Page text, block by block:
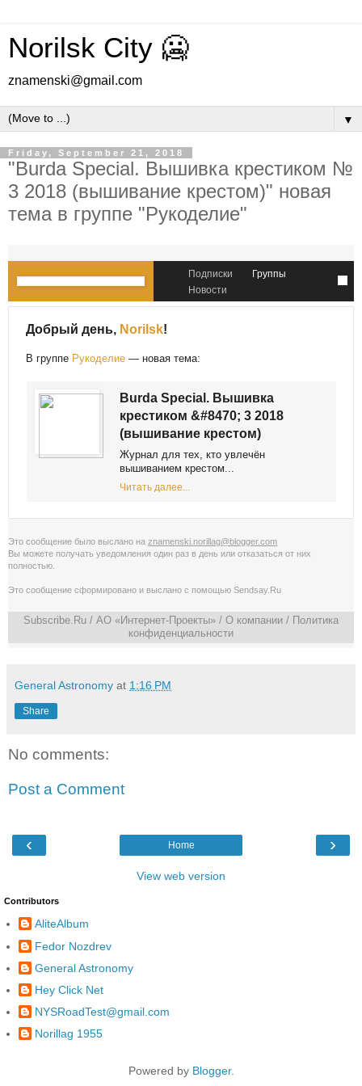
Norilsk City 🥶
znamenski@gmail.com
▼
Friday, September 21, 2018
"Burda Special. Вышивка крестиком №
3 2018 (вышивание крестом)" новая
тема в группе "Рукоделие"
Подписки
Группы
Новости
Добрый день, Norilsk!
В группе Рукоделие — новая тема:
Burda Special. Вышивка
крестиком &#8470; 3 2018
(вышивание крестом)
Журнал для тех, кто увлечён
вышиванием крестом...
Читать далее...
Это сообщение было выслано на znamenski.norillag@blogger.com
Вы можете получать уведомления один раз в день или отказаться от них
полностью
Это сообщение сформировано и выслано с помощью Sendsay.Ru
Subscribe.Ru / АО «Интернет-Проекты» / О компании / Политика
конфиденциальности
General Astronomy at 1:16 PM
Share
No comments:
Post a Comment
‹ ›
Home
View web version
Contributors
AliteAlbum
Fedor Nozdrev
General Astronomy
Hey Click Net
NYSRoadTest@gmail.com
Norillag 1955
Powered by Blogger.